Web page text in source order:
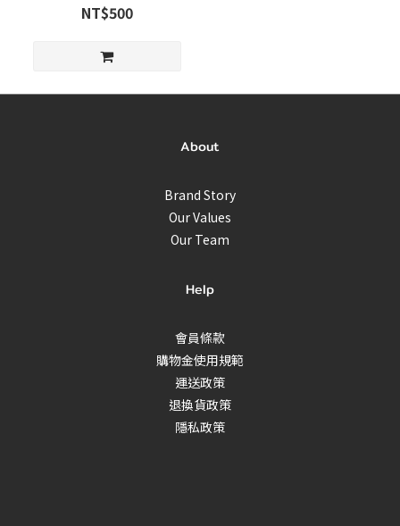
NT$500
About
Brand Story
Our Values
Our Team
Help
會員條款
購物金使用規範
運送政策
退換貨政策
隱私政策